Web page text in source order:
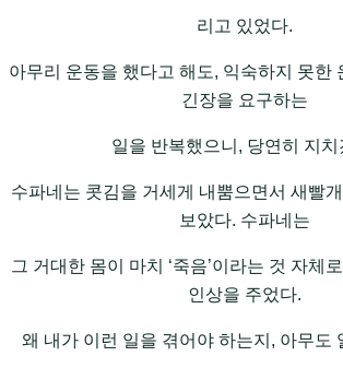
리고 있었다.
아무리 운동을 했다고 해도, 익숙하지 못한
긴장을 요구하는
일을 반복했으니, 당연히 지치
수파네는 콧김을 거세게 내뿜으면서 새빨
보았다. 수파네는
그 거대한 몸이 마치 ‘죽음’이라는 것 자체
인상을 주었다.
왜 내가 이런 일을 겪어야 하는지, 아무도